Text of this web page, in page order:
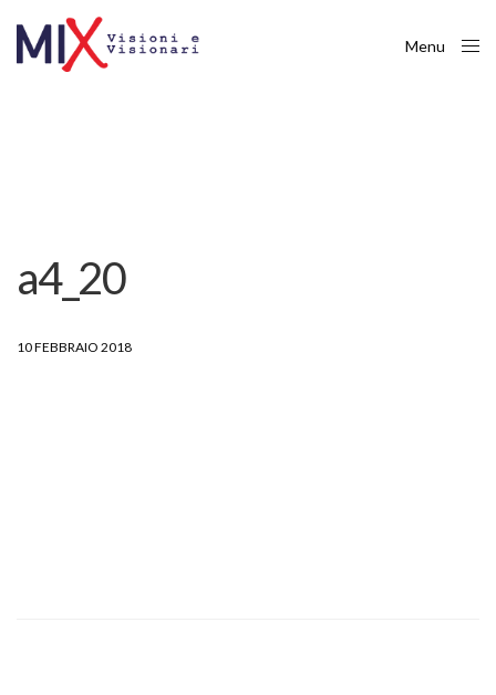
Menu
a4_20
10 FEBBRAIO 2018